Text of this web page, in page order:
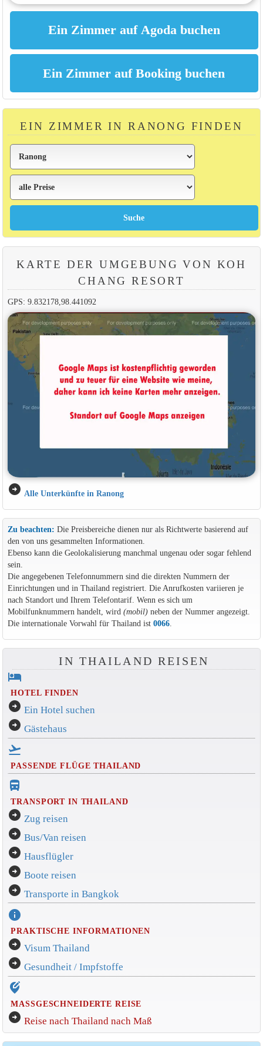
EIN ZIMMER IN RANONG FINDEN
KARTE DER UMGEBUNG VON KOH
CHANG RESORT
GPS: 9.832178,98.441092
arrow_circle_right Alle Unterkünfte in Ranong
Zu beachten: Die Preisbereiche dienen nur als Richtwerte basierend auf
den von uns gesammelten Informationen.
Ebenso kann die Geolokalisierung manchmal ungenau oder sogar fehlend
sein.
Die angegebenen Telefonnummern sind die direkten Nummern der
Einrichtungen und in Thailand registriert. Die Anrufkosten variieren je
nach Standort und Ihrem Telefontarif. Wenn es sich um
Mobilfunknummern handelt, wird (mobil)neben der Nummer angezeigt.
Die internationale Vorwahl für Thailand ist 0066.
IN THAILAND REISEN
hotel
HOTEL FINDEN
arrow_circle_right Ein Hotel suchen
arrow_circle_right Gästehaus
flight_takeoff
PASSENDE FLÜGE THAILAND
directions_bus_filled
TRANSPORT IN THAILAND
arrow_circle_right Zug reisen
arrow_circle_right Bus/Van reisen
arrow_circle_right Hausflügler
arrow_circle_right Boote reisen
arrow_circle_right Transporte in Bangkok
info
PRAKTISCHE INFORMATIONEN
arrow_circle_right Visum Thailand
arrow_circle_right Gesundheit / Impfstoffe
edit_location_alt
MASSGESCHNEIDERTE REISE
arrow_circle_right Reise nach Thailand nach Maß